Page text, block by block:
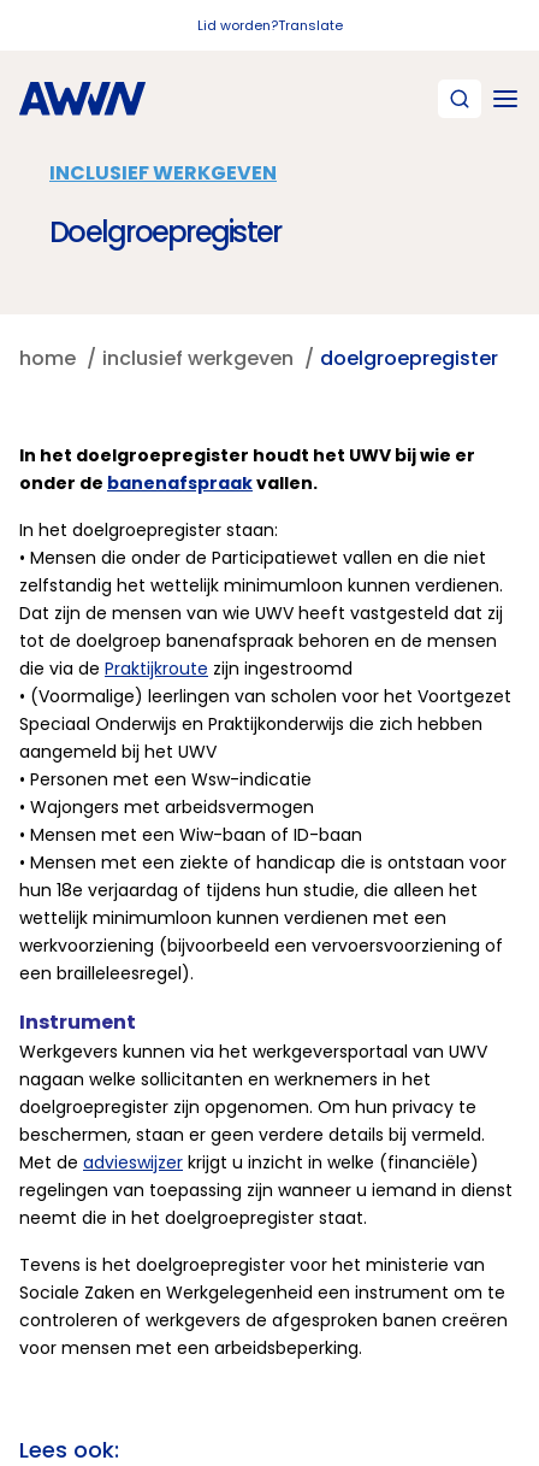
Lid worden?Translate
INCLUSIEF WERKGEVEN
Doelgroepregister
home inclusief werkgeven doelgroepregister
In het doelgroepregister houdt het UWV bij wie er
onder de banenafspraakvallen.
In het doelgroepregister staan:
• Mensen die onder de Participatiewet vallen en die niet
zelfstandig het wettelijk minimumloon kunnen verdienen.
Dat zijn de mensen van wie UWV heeft vastgesteld dat zij
tot de doelgroep banenafspraak behoren en de mensen
die via de Praktijkroute zijn ingestroomd
• (Voormalige) leerlingen van scholen voor het Voortgezet
Speciaal Onderwijs en Praktijkonderwijs die zich hebben
aangemeld bij het UWV
• Personen met een Wsw-indicatie
• Wajongers met arbeidsvermogen
• Mensen met een Wiw-baan of ID-baan
• Mensen met een ziekte of handicap die is ontstaan voor
hun 18e verjaardag of tijdens hun studie, die alleen het
wettelijk minimumloon kunnen verdienen met een
werkvoorziening (bijvoorbeeld een vervoersvoorziening of
een brailleleesregel).
Instrument
Werkgevers kunnen via het werkgeversportaal van UWV
nagaan welke sollicitanten en werknemers in het
doelgroepregister zijn opgenomen. Om hun privacy te
beschermen, staan er geen verdere details bij vermeld.
Met de advieswijzer krijgt u inzicht in welke (financiële)
regelingen van toepassing zijn wanneer u iemand in dienst
neemt die in het doelgroepregister staat.
Tevens is het doelgroepregister voor het ministerie van
Sociale Zaken en Werkgelegenheid een instrument om te
controleren of werkgevers de afgesproken banen creëren
voor mensen met een arbeidsbeperking.
Lees ook: